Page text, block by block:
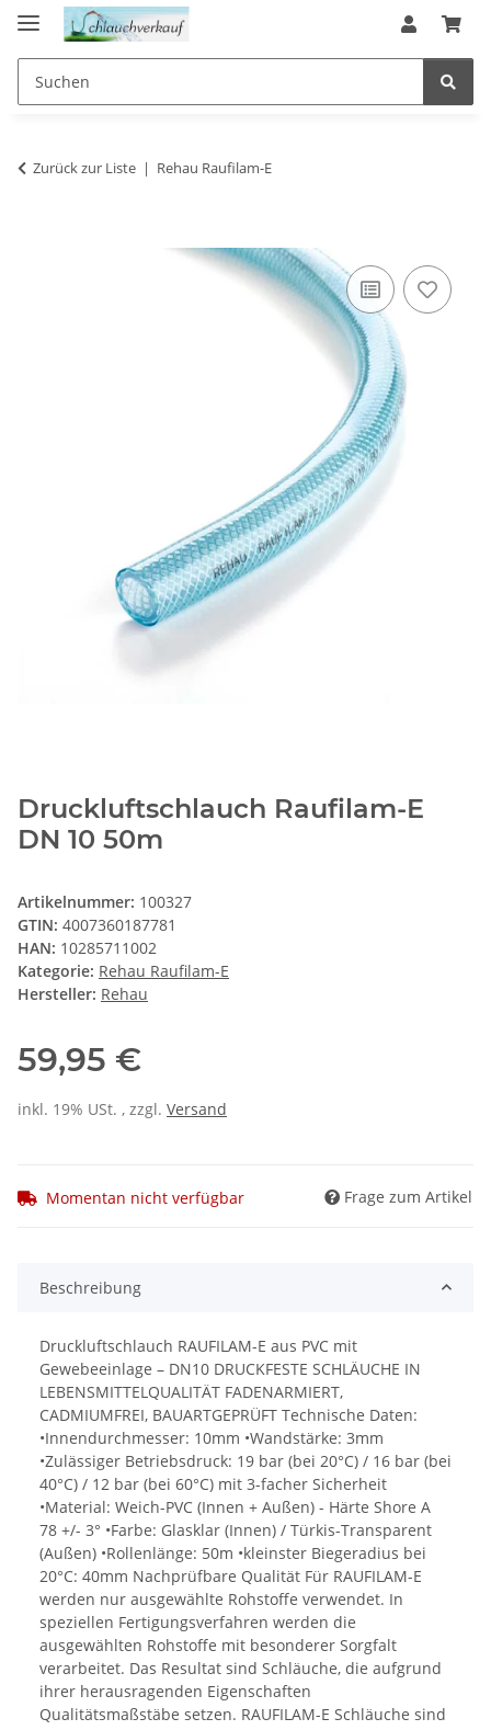
Zurück zur Liste Rehau Raufilam-E
Druckluftschlauch Raufilam-E
DN 10 50m
Artikelnummer: 100327
GTIN: 4007360187781
HAN: 10285711002
Kategorie: Rehau Raufilam-E
Hersteller: Rehau
59,95 €
inkl. 19% USt. , zzgl. Versand
Momentan nicht verfügbar Frage zum Artikel
Beschreibung
Druckluftschlauch RAUFILAM-E aus PVC mit
Gewebeeinlage – DN10 DRUCKFESTE SCHLÄUCHE IN
LEBENSMITTELQUALITÄT FADENARMIERT,
CADMIUMFREI, BAUARTGEPRÜFT Technische Daten:
•Innendurchmesser: 10mm •Wandstärke: 3mm
•Zulässiger Betriebsdruck: 19 bar (bei 20°C) / 16 bar (bei
40°C) / 12 bar (bei 60°C) mit 3-facher Sicherheit
•Material: Weich-PVC (Innen + Außen) - Härte Shore A
78 +/- 3° •Farbe: Glasklar (Innen) / Türkis-Transparent
(Außen) •Rollenlänge: 50m •kleinster Biegeradius bei
20°C: 40mm Nachprüfbare Qualität Für RAUFILAM-E
werden nur ausgewählte Rohstoffe verwendet. In
speziellen Fertigungsverfahren werden die
ausgewählten Rohstoffe mit besonderer Sorgfalt
verarbeitet. Das Resultat sind Schläuche, die aufgrund
ihrer herausragenden Eigenschaften
Qualitätsmaßstäbe setzen. RAUFILAM-E Schläuche sind